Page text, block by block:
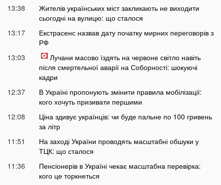
13:38
Жителів українських міст закликають не виходити
сьогодні на вулицю: що сталося
13:17
Екстрасенс назвав дату початку мирних переговорів з
РФ
13:03
Лучани масово їздять на червоне світло навіть
після смертельної аварії на Соборності: шокуючі
кадри
12:37
В Україні пропонують змінити правила мобілізації:
кого хочуть призивати першими
12:08
Ціна здивує українців: чи буде пальне по 100 гривень
за літр
11:51
На заході України проводять масштабні обшуки у
ТЦК: що сталося
11:36
Пенсіонерів в Україні чекає масштабна перевірка:
кого це торкнеться